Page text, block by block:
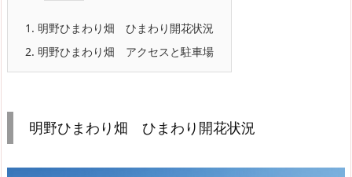
1. 明野ひまわり畑 ひまわり開花状況
2. 明野ひまわり畑 アクセスと駐車場
明野ひまわり畑 ひまわり開花状況